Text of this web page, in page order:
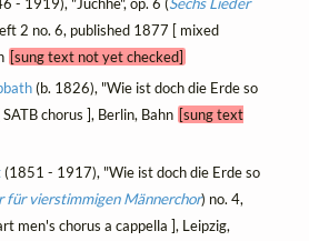
- 1919), "Juchhe", op. 6 (Sechs Lieder
2 no. 6, published 1877 [ mixed
[sung text not yet checked]
(b. 1826), "Wie ist doch die Erde so
chorus ], Berlin, Bahn [sung text
(1851 - 1917), "Wie ist doch die Erde so
für vierstimmigen Männerchor) no. 4,
men's chorus a cappella ], Leipzig,